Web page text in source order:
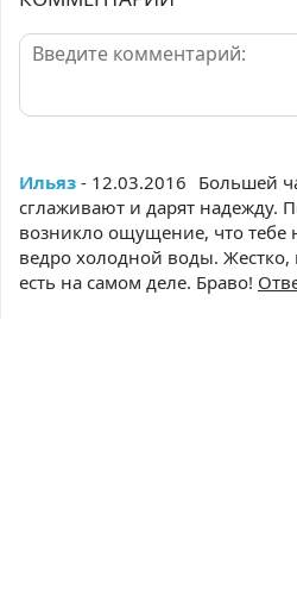
Ильяз - 12.03.2016 Большей
сглаживают и дарят надежду.
возникло ощущение, что тебе
ведро холодной воды. Жестко,
есть на самом деле. Браво!